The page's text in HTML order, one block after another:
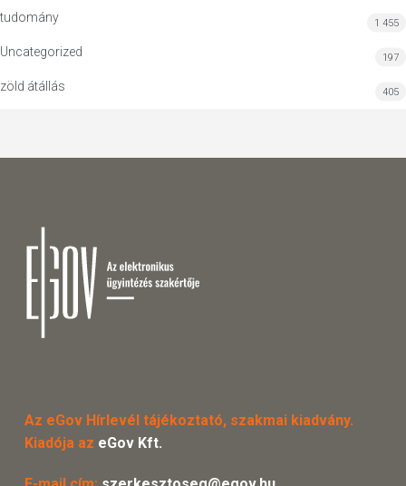
tudomány 1 455
Uncategorized 197
zöld átállás 405
Az eGov Hírlevél tájékoztató, szakmai kiadvány.
Kiadója az eGov Kft.